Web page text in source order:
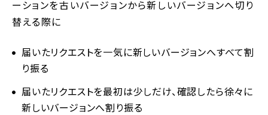
ーションを古いバージョンから新しいバージョンへ切り
替える際に
届いたリクエストを一気に新しいバージョンへすべて割
り振る
届いたリクエストを最初は少しだけ、確認したら徐々に
新しいバージョンへ割り振る